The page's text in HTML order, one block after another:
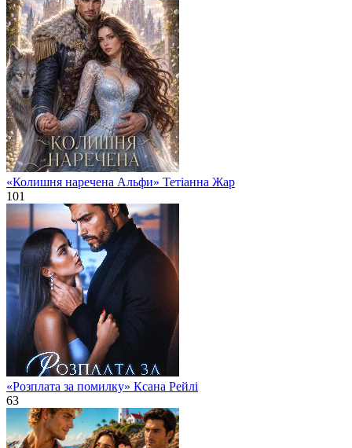
«Колишня наречена Альфи» Тетіанна Жар
101
«Розплата за помилку» Ксана Рейлі
63